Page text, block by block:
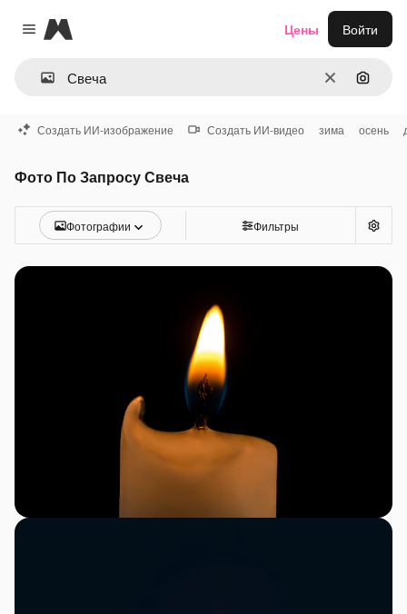
Close menu
Magnific
ОчиститьПоиск
Цены Войти
Создать ИИ-изображение Создать ИИ-видео зима осень
Фото По Запросу Свеча
Фотографии Фильтры